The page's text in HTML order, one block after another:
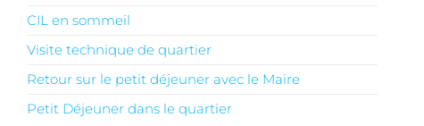
CIL en sommeil
Visite technique de quartier
Retour sur le petit déjeuner avec le Maire
Petit Déjeuner dans le quartier